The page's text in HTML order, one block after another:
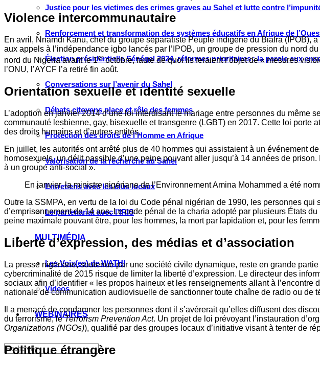
Justice pour les victimes des crimes graves au Sahel et lutte contre
Renforcement et transformation des systèmes éducatifs en Afrique de
Élection présidentielle Sénégal 2024, réformes prioritaires : la parole aux
Conversations sur l’avenir du Sahel
Débats citoyens place et rôle des femmes
Protection des droits de l’Homme en Afrique
Valorisation de la recherche au Sahel
Entretiens avec les élus locaux
Le partenariat avec l’IRIS
MULTIMÉDIA
Les Voix(es) de WATHI
Videos
WEBINAIRES
Violence intercommunautaire
En avril, Nnamdi Kanu, chef du groupe séparatiste Peuple indigène du Biafra (IPOB),
aux appels à l’indépendance igbo lancés par l’IPOB, un groupe de pression du nord
nord du Nigeria avant le 1eroctobre, faute de quoi ils feraient l’objet de « mesures
l’ONU, l’AYCF l’a retiré fin août.
Orientation sexuelle et identité sexuelle
L’adoption en janvier 2014 d’une loi interdisant le mariage entre personnes du même
communauté lesbienne, gay, bisexuelle et transgenre (LGBT) en 2017. Cette loi porte
des droits humains et d’autres entités.
En juillet, les autorités ont arrêté plus de 40 hommes qui assistaient à un événement
homosexuels, un délit passible d’une peine pouvant aller jusqu’à 14 années de
à un groupe anti-social ».
En janvier, la ministre nigériane de l’Environnement Amina Mohammed a été
Outre la SSMPA, en vertu de la loi du Code pénal nigérian de 1990, les personnes
d’emprisonnement de 14 ans. Le code pénal de la charia adopté par plusieurs États
peine maximale pouvant être, pour les hommes, la mort par lapidation et, pour les
Liberté d’expression, des médias et d’association
La presse nigériane, soutenue par une société civile dynamique, reste en grande
cybercriminalité de 2015 risque de limiter la liberté d’expression. Le directeur des
sociaux afin d’identifier « les propos haineux et les renseignements allant à
nationale de communication audiovisuelle de sanctionner toute chaîne de radio ou de
Il a menacé de condamner les personnes dont il s’avérerait qu’elles diffusent des
du terrorisme, leTerrorism Prevention Act. Un projet de loi prévoyant l’instauration
Organizations (NGOs)), qualifié par des groupes locaux d’initiative visant à tenter de
Politique étrangère